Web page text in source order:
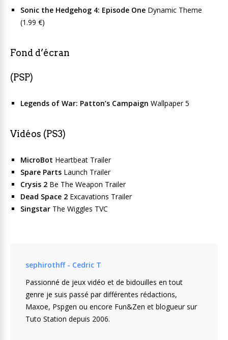
Sonic the Hedgehog 4: Episode One Dynamic Theme
(1.99 €)
Fond d’écran
(PSP)
Legends of War: Patton’s Campaign Wallpaper 5
Vidéos (PS3)
MicroBot Heartbeat Trailer
Spare Parts Launch Trailer
Crysis 2 Be The Weapon Trailer
Dead Space 2 Excavations Trailer
Singstar The Wiggles TVC
sephirothff - Cedric T
Passionné de jeux vidéo et de bidouilles en tout
genre je suis passé par différentes rédactions,
Maxoe, Pspgen ou encore Fun&Zen et blogueur sur
Tuto Station depuis 2006.